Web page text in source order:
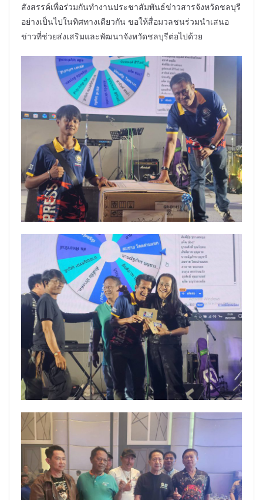
สังสรรค์เพื่อร่วมกันทำงานประชาสัมพันธ์ข่าวสารจังหวัดชลบุรี
อย่างเป็นไปในทิศทางเดียวกัน ขอให้สื่อมวลชนร่วมนำเสนอ
ข่าวที่ช่วยส่งเสริมและพัฒนาจังหวัดชลบุรีต่อไปด้วย